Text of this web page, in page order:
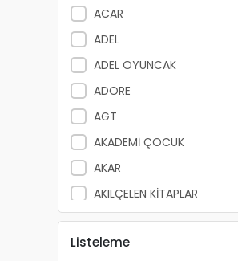
ACAR
ADEL
ADEL OYUNCAK
ADORE
AGT
AKADEMİ ÇOCUK
AKAR
AKILÇELEN KİTAPLAR
ALEMDAR
ALEX SCHOELLER
Listeleme